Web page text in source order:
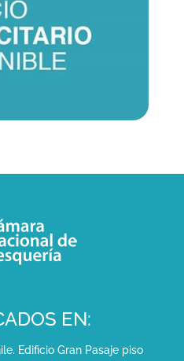
EN:
Edificio Gran Pasaje piso